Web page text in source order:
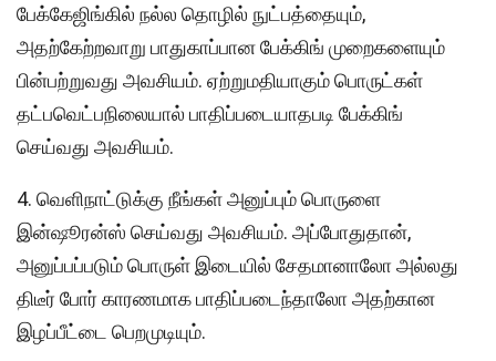
பேக்கேஜிங்கில் நல்ல தொழில் நுட்பத்தையும்,
அதற்கேற்றவாறு பாதுகாப்பான பேக்கிங் முறைகளையும்
பின்பற்றுவது அவசியம். ஏற்றுமதியாகும் பொருட்கள்
தட்பவெட்பநிலையால் பாதிப்படையாதபடி பேக்கிங்
செய்வது அவசியம்.
4. வெளிநாட்டுக்கு நீங்கள் அனுப்பும் பொருளை
இன்ஷூரன்ஸ் செய்வது அவசியம். அப்போதுதான்,
அனுப்பப்படும் பொருள் இடையில் சேதமானாலோ அல்லது
திடீர் போர் காரணமாக பாதிப்படைந்தாலோ அதற்கான
இழப்பீட்டை பெறமுடியும்.